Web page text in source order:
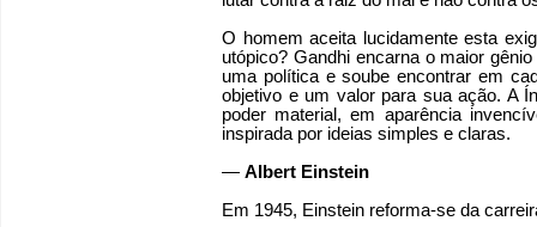
O homem aceita lucidamente esta
utópico? Gandhi encarna o maior
uma política e soube encontrar em
objetivo e um valor para sua ação. A
poder material, em aparência
inspirada por ideias simples e claras.
— Albert Einstein
Em 1945, Einstein reforma-se da